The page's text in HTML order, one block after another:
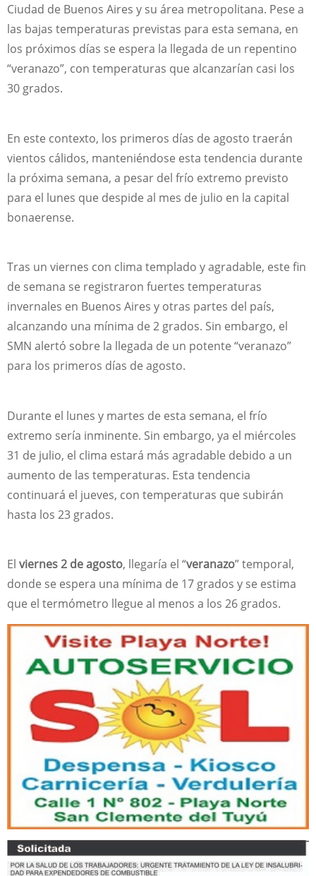
Ciudad de Buenos Aires y su área metropolitana. Pese a
las bajas temperaturas previstas para esta semana, en
los próximos días se espera la llegada de un repentino
“veranazo”, con temperaturas que alcanzarían casi los
30 grados.
En este contexto, los primeros días de agosto traerán
vientos cálidos, manteniéndose esta tendencia durante
la próxima semana, a pesar del frío extremo previsto
para el lunes que despide al mes de julio en la capital
bonaerense.
Tras un viernes con clima templado y agradable, este fin
de semana se registraron fuertes temperaturas
invernales en Buenos Aires y otras partes del país,
alcanzando una mínima de 2 grados. Sin embargo, el
SMN alertó sobre la llegada de un potente “veranazo”
para los primeros días de agosto.
Durante el lunes y martes de esta semana, el frío
extremo sería inminente. Sin embargo, ya el miércoles
31 de julio, el clima estará más agradable debido a un
aumento de las temperaturas. Esta tendencia
continuará el jueves, con temperaturas que subirán
hasta los 23 grados.
El viernes 2 de agosto, llegaría el “veranazo” temporal,
donde se espera una mínima de 17 grados y se estima
que el termómetro llegue al menos a los 26 grados.